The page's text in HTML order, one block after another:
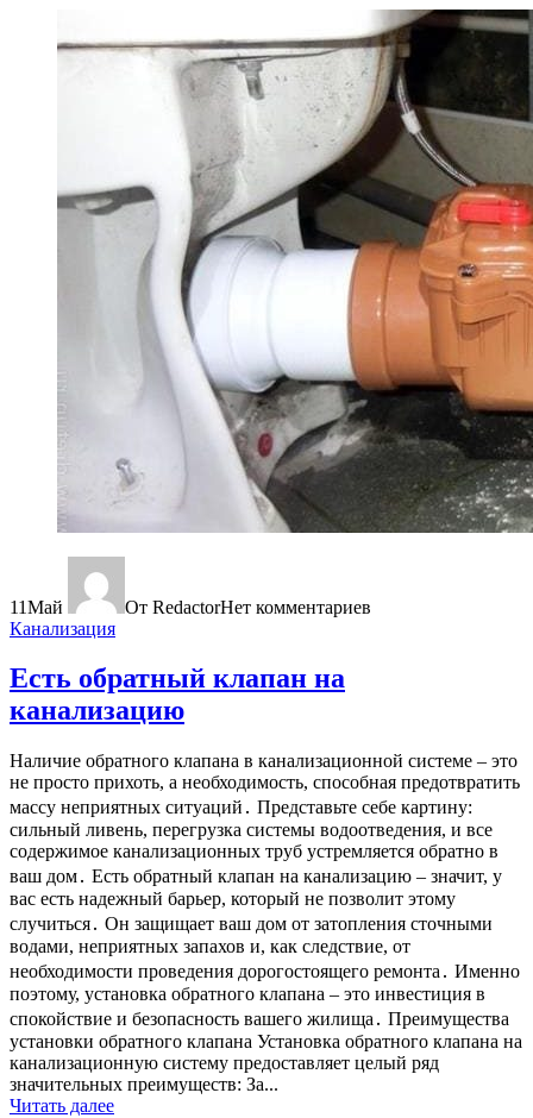
11Май От RedactorНет комментариев
Канализация
Есть обратный клапан на
канализацию
Наличие обратного клапана в канализационной системе – это
не просто прихоть, а необходимость, способная предотвратить
массу неприятных ситуаций․ Представьте себе картину:
сильный ливень, перегрузка системы водоотведения, и все
содержимое канализационных труб устремляется обратно в
ваш дом․ Есть обратный клапан на канализацию – значит, у
вас есть надежный барьер, который не позволит этому
случиться․ Он защищает ваш дом от затопления сточными
водами, неприятных запахов и, как следствие, от
необходимости проведения дорогостоящего ремонта․ Именно
поэтому, установка обратного клапана – это инвестиция в
спокойствие и безопасность вашего жилища․ Преимущества
установки обратного клапана Установка обратного клапана на
канализационную систему предоставляет целый ряд
значительных преимуществ: За...
Читать далее